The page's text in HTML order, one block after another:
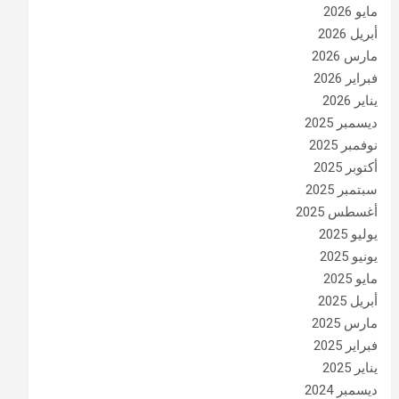
مايو 2026
أبريل 2026
مارس 2026
فبراير 2026
يناير 2026
ديسمبر 2025
نوفمبر 2025
أكتوبر 2025
سبتمبر 2025
أغسطس 2025
يوليو 2025
يونيو 2025
مايو 2025
أبريل 2025
مارس 2025
فبراير 2025
يناير 2025
ديسمبر 2024